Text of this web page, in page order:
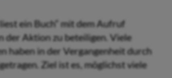
ein Buch“ mit dem Aufruf
der Aktion zu beteiligen. Viele
haben in der Vergangenheit durch
Ziel ist es, möglichst viele